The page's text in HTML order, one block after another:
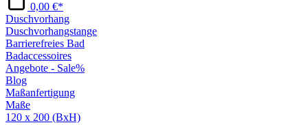
0,00 €*
Duschvorhang
Duschvorhangstange
Barrierefreies Bad
Badaccessoires
Angebote - Sale%
Blog
Maßanfertigung
Maße
120 x 200 (BxH)